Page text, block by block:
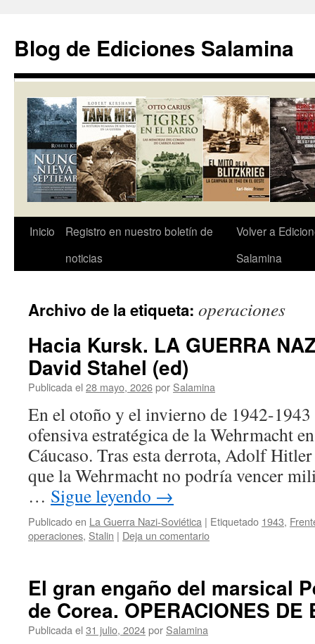
contenido
Blog de Ediciones Salamina
Inicio
Registro en nuestro boletín de
noticias
Volver a
Salamina
Archivo de la etiqueta: operaciones
Hacia Kursk. LA GUERRA
David Stahel (ed)
Publicada el 28 mayo, 2026por Salamina
En el otoño y el invierno de 1942-
ofensiva estratégica de la Wehrmacht
Cáucaso. Tras esta derrota, Adolf
que la Wehrmacht no podría vencer
… Sigue leyendo →
Publicado en La Guerra Nazi-Soviética | Etiquetado 1943,
operaciones, Stalin | Deja un comentario
El gran engaño del marsical
de Corea. OPERACIONES DE
Publicada el 31 julio, 2024por Salamina